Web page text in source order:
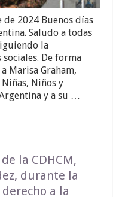
2024 Buenos días
Saludo a todas
la
De forma
Marisa Graham,
Niños y
y a su …
la CDHCM,
durante la
a la